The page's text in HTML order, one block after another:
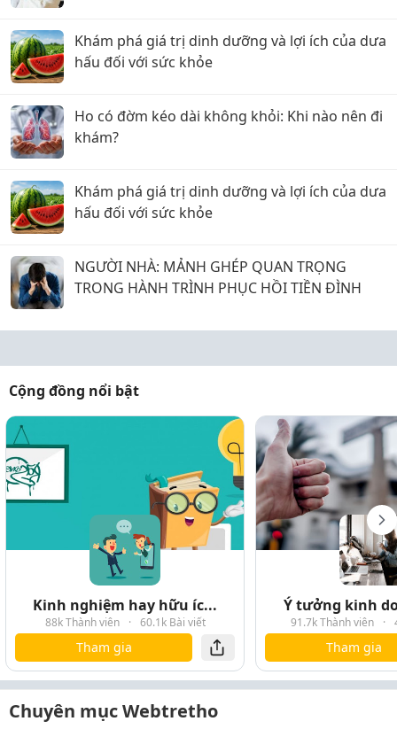
Khám phá giá trị dinh dưỡng và lợi ích của dưa
hấu đối với sức khỏe
Ho có đờm kéo dài không khỏi: Khi nào nên đi
khám?
Khám phá giá trị dinh dưỡng và lợi ích của dưa
hấu đối với sức khỏe
NGƯỜI NHÀ: MẢNH GHÉP QUAN TRỌNG
TRONG HÀNH TRÌNH PHỤC HỒI TIỀN ĐÌNH
Cộng đồng nổi bật
Kinh nghiệm hay hữu íc...
88k Thành viên · 60.1k Bài viết
Tham gia
Ý tưởng kinh
91.7k Thành viên ·
Tham gia
Chuyên mục Webtretho